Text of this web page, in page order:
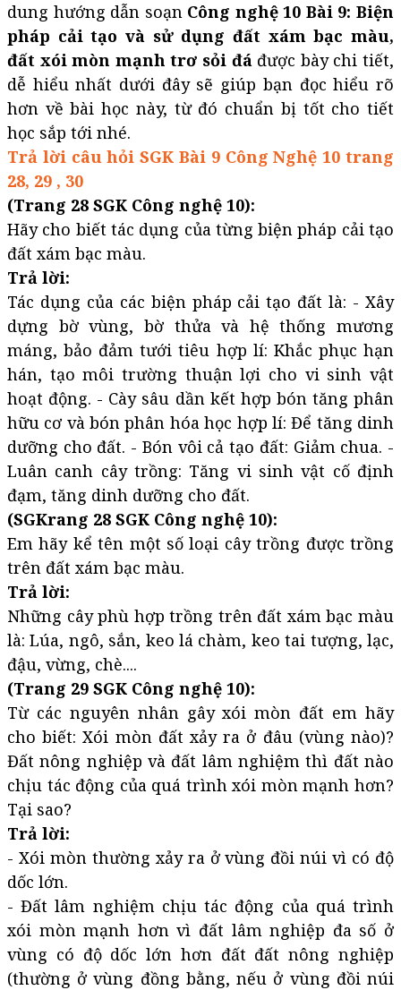
dung hướng dẫn soạn Công nghệ 10 Bài 9: Biện
pháp cải tạo và sử dụng đất xám bạc màu,
đất xói mòn mạnh trơ sỏi đá được bày chi tiết,
dễ hiểu nhất dưới đây sẽ giúp bạn đọc hiểu rõ
hơn về bài học này, từ đó chuẩn bị tốt cho tiết
học sắp tới nhé.
Trả lời câu hỏi SGK Bài 9 Công Nghệ 10 trang
28, 29 , 30
(Trang 28 SGK Công nghệ 10):
Hãy cho biết tác dụng của từng biện pháp cải tạo
đất xám bạc màu.
Trả lời:
Tác dụng của các biện pháp cải tạo đất là: - Xây
dựng bờ vùng, bờ thửa và hệ thống mương
máng, bảo đảm tưới tiêu hợp lí: Khắc phục hạn
hán, tạo môi trường thuận lợi cho vi sinh vật
hoạt động. - Cày sâu dần kết hợp bón tăng phân
hữu cơ và bón phân hóa học hợp lí: Để tăng dinh
dưỡng cho đất. - Bón vôi cả tạo đất: Giảm chua. -
Luân canh cây trồng: Tăng vi sinh vật cố định
đạm, tăng dinh dưỡng cho đất.
(SGKrang 28 SGK Công nghệ 10):
Em hãy kể tên một số loại cây trồng được trồng
trên đất xám bạc màu.
Trả lời:
Những cây phù hợp trồng trên đất xám bạc màu
là: Lúa, ngô, sắn, keo lá chàm, keo tai tượng, lạc,
đậu, vừng, chè....
(Trang 29 SGK Công nghệ 10):
Từ các nguyên nhân gây xói mòn đất em hãy
cho biết: Xói mòn đất xảy ra ở đâu (vùng nào)?
Đất nông nghiệp và đất lâm nghiệm thì đất nào
chịu tác động của quá trình xói mòn mạnh hơn?
Tại sao?
Trả lời:
- Xói mòn thường xảy ra ở vùng đồi núi vì có độ
dốc lớn.
- Đất lâm nghiệm chịu tác động của quá trình
xói mòn mạnh hơn vì đất lâm nghiệp đa số ở
vùng có độ dốc lớn hơn đất đất nông nghiệp
(thường ở vùng đồng bằng, nếu ở vùng đồi núi